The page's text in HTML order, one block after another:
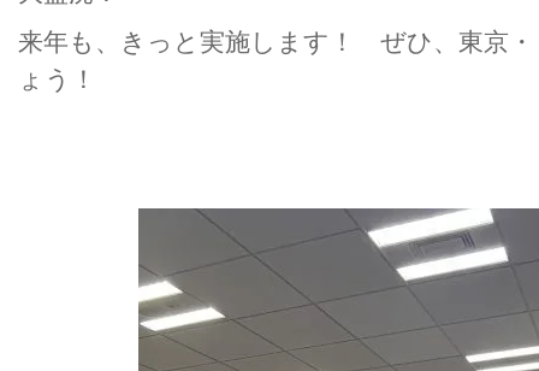
来年も、きっと実施します！ ぜひ、東京
ょう！